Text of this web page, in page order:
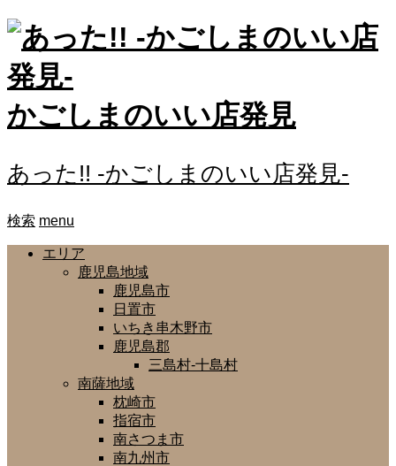
かごしまのいい店発見
あった!! -かごしまのいい店発見-
検索 menu
エリア
鹿児島地域
鹿児島市
日置市
いちき串木野市
鹿児島郡
三島村-十島村
南薩地域
枕崎市
指宿市
南さつま市
南九州市